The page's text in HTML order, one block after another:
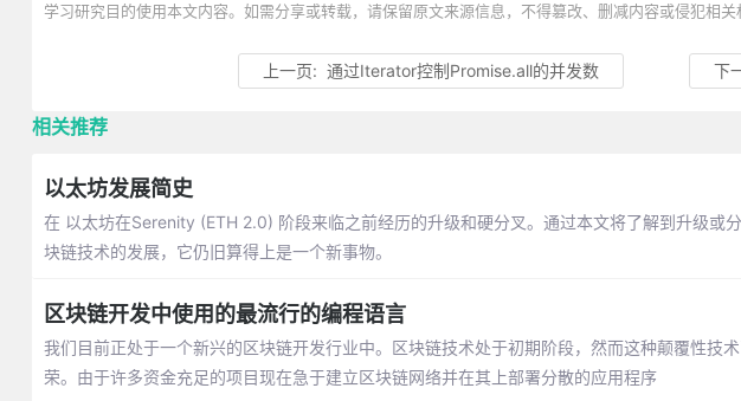
学习研究目的使用本文内容。如需分享或转载，请保留原文来源信息，不得篡改、删减内容或侵犯相关
上一页: 通过Iterator控制Promise.all的并发数 下
相关推荐
以太坊发展简史
在 以太坊在Serenity (ETH 2.0) 阶段来临之前经历的升级和硬分叉。通过本文将了解到升级或
块链技术的发展，它仍旧算得上是一个新事物。
区块链开发中使用的最流行的编程语言
我们目前正处于一个新兴的区块链开发行业中。区块链技术处于初期阶段，然而这种颠覆性技
荣。由于许多资金充足的项目现在急于建立区块链网络并在其上部署分散的应用程序